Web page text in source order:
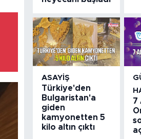
ASAYIŞ
Türkiye'den
Bulgaristan'a
giden
kamyonetten 5
kilo altın çıktı
7